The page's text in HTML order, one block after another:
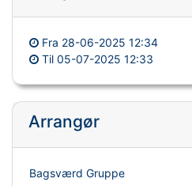
Fra 28-06-2025 12:34
Til 05-07-2025 12:33
Arrangør
Bagsværd Gruppe